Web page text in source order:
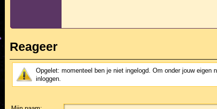
Reageer
Opgelet: momenteel ben je niet ingelogd. Om onder jouw eigen
inloggen.